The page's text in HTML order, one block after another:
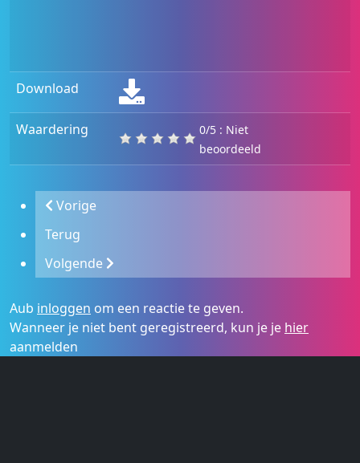
Download
Waardering
0/5 : Niet
beoordeeld
Vorige
Terug
Volgende
Aub inloggen om een reactie te geven.
Wanneer je niet bent geregistreerd, kun je je hier
aanmelden